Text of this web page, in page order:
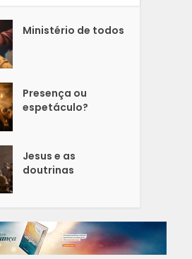
Ministério de todos
Presença ou
espetáculo?
Jesus e as
doutrinas